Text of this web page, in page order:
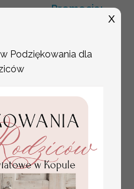
Promocja:
Podziękowania dla
X